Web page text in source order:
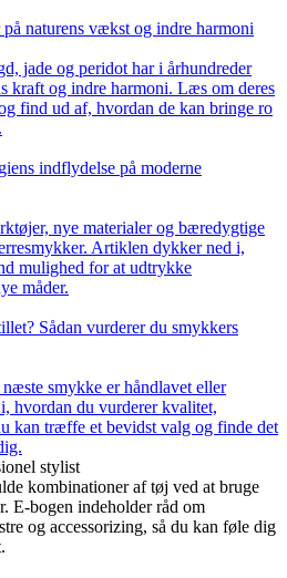
naturens vækst og indre harmoni
jade og peridot har i århundreder
kraft og indre harmoni. Læs om deres
find ud af, hvordan de kan bringe ro
indflydelse på moderne
nye materialer og bæredygtige
Artiklen dykker ned i,
mulighed for at udtrykke
måder.
Sådan vurderer du smykkers
smykke er håndlavet eller
hvordan du vurderer kvalitet,
kan træffe et bevidst valg og finde det
stylist
kombinationer af tøj ved at bruge
E-bogen indeholder råd om
og accessorizing, så du kan føle dig